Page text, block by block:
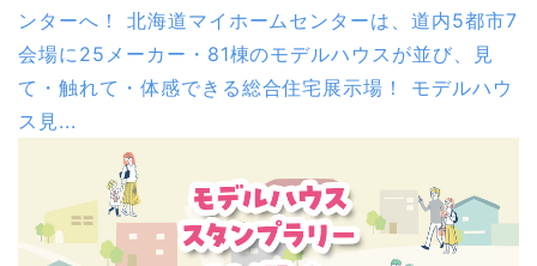
ンターへ！ 北海道マイホームセンターは、道内5都市7
会場に25メーカー・81棟のモデルハウスが並び、見
て・触れて・体感できる総合住宅展示場！ モデルハウ
ス見...